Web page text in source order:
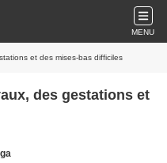
MENU
et des mises-bas difficiles
des gestations et